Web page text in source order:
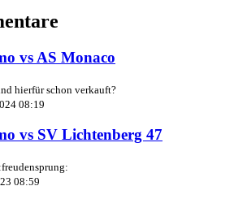
vs AS Monaco
hierfür schon verkauft?
08:19
vs SV Lichtenberg 47
08:59